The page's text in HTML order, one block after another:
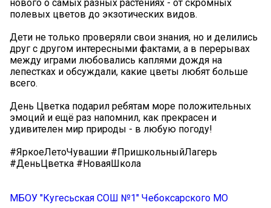
нового о самых разных растениях - от скромных
полевых цветов до экзотических видов.
Дети не только проверяли свои знания, но и делились
друг с другом интересными фактами, а в перерывах
между играми любовались каплями дождя на
лепестках и обсуждали, какие цветы любят больше
всего.
День Цветка подарил ребятам море положительных
эмоций и ещё раз напомнил, как прекрасен и
удивителен мир природы - в любую погоду!
#ЯркоеЛетоЧувашии #ПришкольныйЛагерь
#ДеньЦветка #НоваяШкола
МБОУ "Кугесьская СОШ №1" Чебоксарского МО